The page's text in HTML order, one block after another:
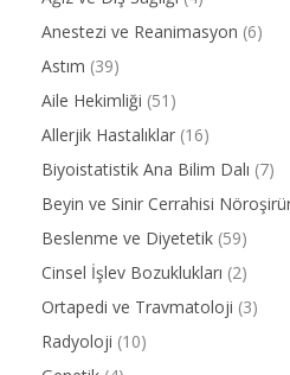
Anestezi ve Reanimasyon (6)
Astım (39)
Aile Hekimliği (51)
Allerjik Hastalıklar (16)
Biyoistatistik Ana Bilim Dalı (7)
Beyin ve Sinir Cerrahisi
Beslenme ve Diyetetik (59)
Cinsel İşlev Bozuklukları (2)
Ortapedi ve Travmatoloji (3)
Radyoloji (10)